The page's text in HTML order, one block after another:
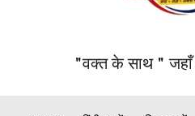
"वक्त के साथ "